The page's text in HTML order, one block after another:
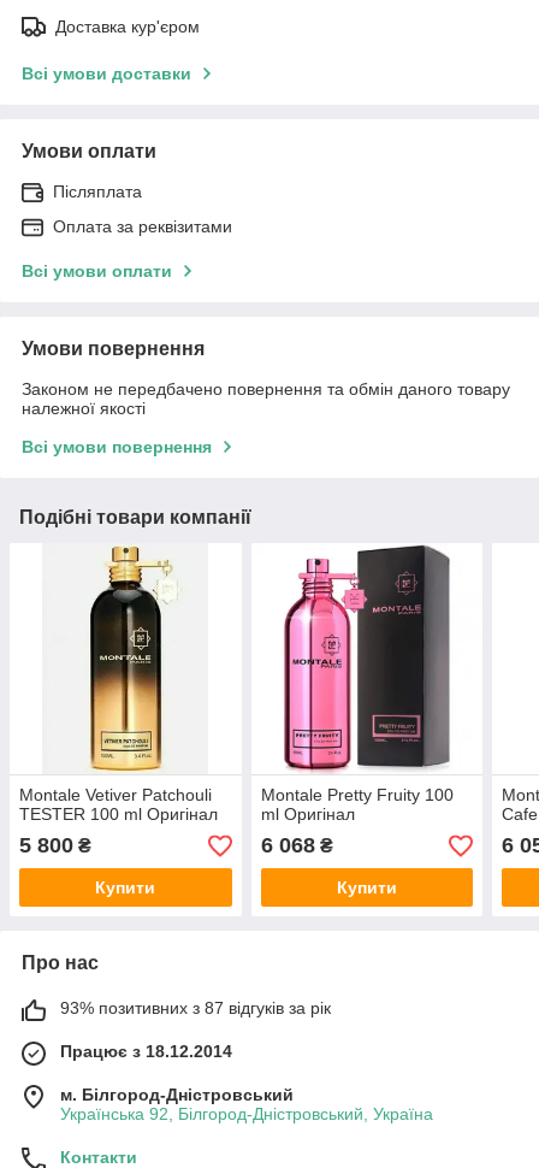
Доставка кур'єром
Всі умови доставки
Умови оплати
Післяплата
Оплата за реквізитами
Всі умови оплати
Умови повернення
Законом не передбачено повернення та обмін даного товару
належної якості
Всі умови повернення
Подібні товари компанії
Montale Vetiver Patchouli
TESTER 100 ml Оригінал
5 800 ₴
Купити
Montale Pretty Fruity 100
ml Оригінал
6 068₴
Купити
6
Про нас
93% позитивних з 87 відгуків за рік
Працює з 18.12.2014
м. Білгород-Дністровський
Українська 92, Білгород-Дністровський, Україна
Контакти